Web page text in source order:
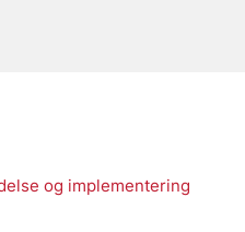
og implementering